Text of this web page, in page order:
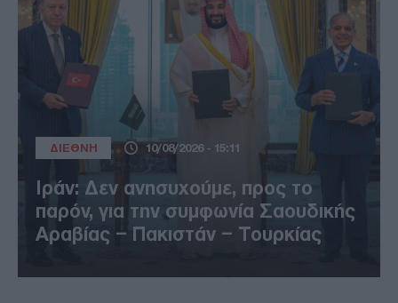
ΔΙΕΘΝΗ 10/08/2026 - 15:11
Ιράν: Δεν ανησυχούμε, προς το
παρόν, για την συμφωνία Σαουδικής
Αραβίας – Πακιστάν – Τουρκίας